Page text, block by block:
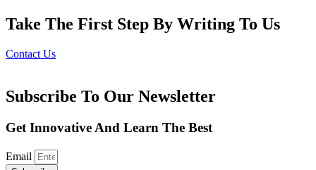
Take The First Step By Writing To Us
Contact Us
Subscribe To Our Newsletter
Get Innovative And Learn The Best
Email